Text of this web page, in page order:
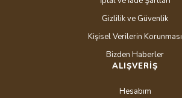
Gizlilik ve Güvenlik
Kişisel Verilerin Korunması
Bizden Haberler
ALIŞVERİŞ
Hesabım